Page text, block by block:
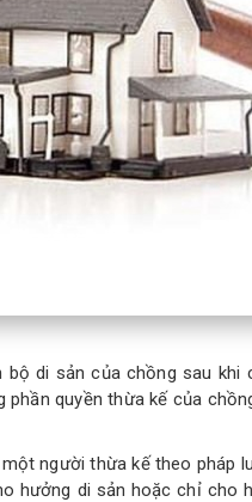
di sản của chồng sau khi
quyền thừa kế của
người thừa kế theo pháp
hưởng di sản hoặc chỉ cho